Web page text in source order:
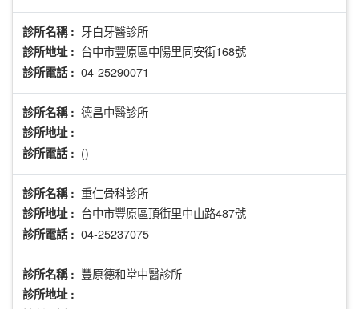
診所名稱 : 牙白牙醫診所
診所地址 : 台中市豐原區中陽里同安街168號
診所電話 : 04-25290071
診所名稱 : 德昌中醫診所
診所地址 :
診所電話 : ()
診所名稱 : 重仁骨科診所
診所地址 : 台中市豐原區頂街里中山路487號
診所電話 : 04-25237075
診所名稱 : 豐原德和堂中醫診所
診所地址 :